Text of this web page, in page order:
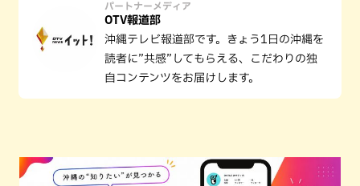
パートナーメディア
OTV報道部
沖縄テレビ報道部です。きょう1日の沖縄を
読者に”共感”してもらえる、こだわりの独
自コンテンツをお届けします。